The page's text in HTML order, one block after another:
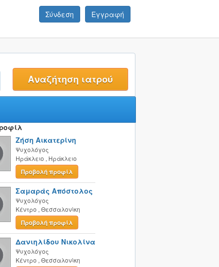
Σύνδεση Εγγραφή
Ζήση Αικατερίνη
Ψυχολόγος
Ηράκλειο , Ηράκλειο
Προβολή προφίλ
Σαμαράς Απόστολος
Ψυχολόγος
Κέντρο , Θεσσαλονίκη
Προβολή προφίλ
Δανιηλίδου Νικολίνα
Ψυχολόγος
Κέντρο , Θεσσαλονίκη